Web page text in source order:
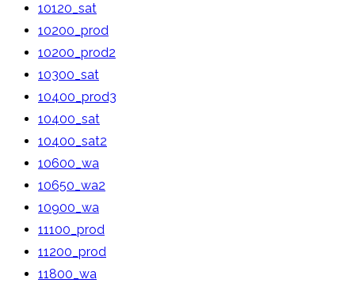
10120_sat
10200_prod
10200_prod2
10300_sat
10400_prod3
10400_sat
10400_sat2
10600_wa
10650_wa2
10900_wa
11100_prod
11200_prod
11800_wa